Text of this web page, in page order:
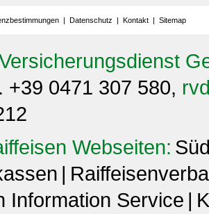
| Datenschutz | Kontakt | Sitemap
+39 0471 307 580,
Webseiten:
Information Service